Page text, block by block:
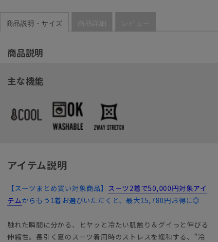
商品説明・サイズ 商品詳細 レビュー
商品説明
主な機能
アイテム説明
【スーツまとめ買い対象商品】 スーツ2着で50,000円対象アイ
テムからもう1着お選びいただくと、最大15,780円お得に◎
触れた瞬間に分かる、ヒヤッと冷たい肌触り＆グイっと伸びる
伸縮性。長引く夏のスーツ着用時のストレスを緩和する、"冷